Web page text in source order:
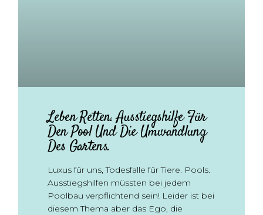
Leben Retten. Ausstiegshilfe Für
Den Pool Und Die Umwandlung
Des Gartens.
Luxus für uns, Todesfalle für Tiere. Pools.
Ausstiegshilfen müssten bei jedem
Poolbau verpflichtend sein! Leider ist bei
diesem Thema aber das Ego, die